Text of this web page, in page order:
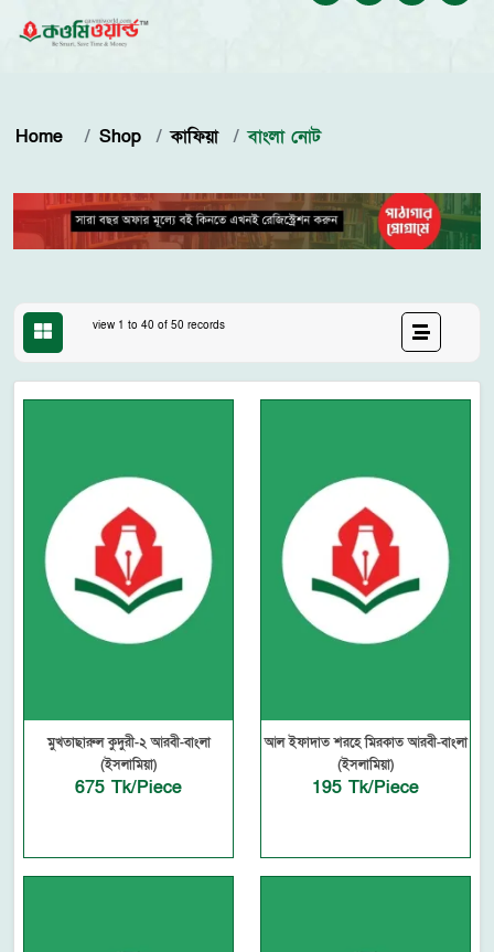
Home Shop কাফিয়া বাংলা নোট
view 1 to 40 of 50 records
মুখতাছারুল কুদুরী-২ আরবী-বাংলা
(ইসলামিয়া)
675 Tk/Piece
আল ইফাদাত শরহে মিরকাত আরবী-বাংলা
(ইসলামিয়া)
195 Tk/Piece